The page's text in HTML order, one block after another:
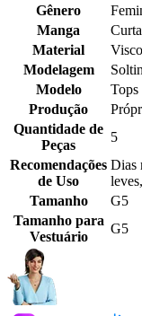
Gênero
Manga
Curta
Material
Modelagem
Modelo
Tops
Produção
Quantidade de
Peças
5
Recomendações
de Uso
Dias
Tamanho
G5
Tamanho para
Vestuário
G5